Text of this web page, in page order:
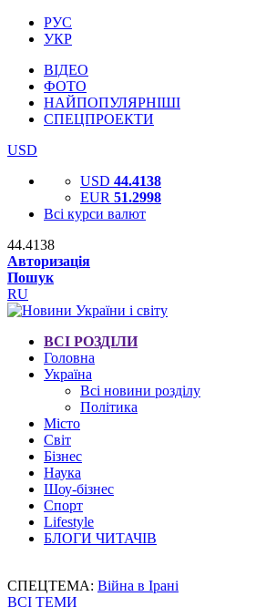
РУС
УКР
ВІДЕО
ФОТО
НАЙПОПУЛЯРНІШІ
СПЕЦПРОЕКТИ
USD
USD 44.4138
EUR 51.2998
Всі курси валют
44.4138
Авторизація
Пошук
RU
ВСІ РОЗДІЛИ
Головна
Україна
Всі новини розділу
Політика
Місто
Світ
Бізнес
Наука
Шоу-бізнес
Спорт
Lifestyle
БЛОГИ ЧИТАЧІВ
СПЕЦТЕМА: Війна в Ірані
ВСІ ТЕМИ